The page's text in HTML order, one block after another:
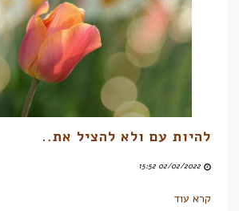
להיות עם ולא להציל את..
02/02/2022 15:52
קרא עוד